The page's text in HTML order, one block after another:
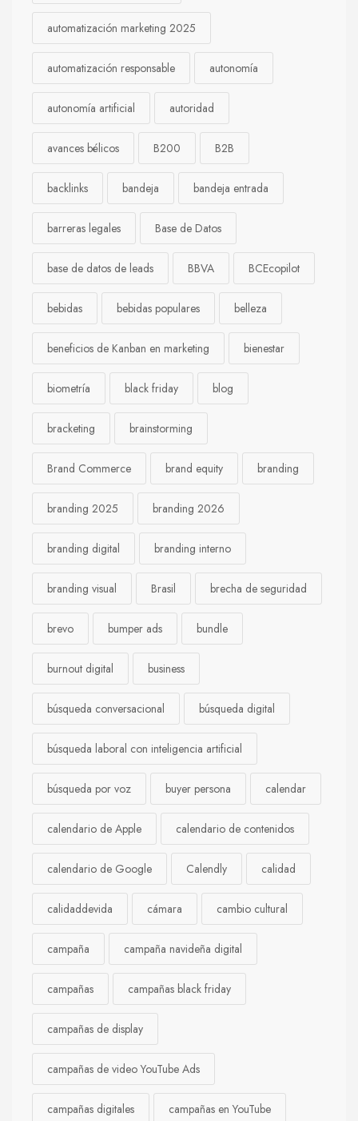
automatización marketing 2025
automatización responsable autonomía
autonomía artificial autoridad
avances bélicos B200 B2B
backlinks bandeja bandeja entrada
barreras legales Base de Datos
base de datos de leads BBVA BCEcopilot
bebidas bebidas populares belleza
beneficios de Kanban en marketing bienestar
biometría black friday blog
bracketing brainstorming
Brand Commerce brand equity branding
branding 2025 branding 2026
branding digital branding interno
branding visual Brasil brecha de seguridad
brevo bumper ads bundle
burnout digital business
búsqueda conversacional búsqueda digital
búsqueda laboral con inteligencia artificial
búsqueda por voz buyer persona calendar
calendario de Apple calendario de contenidos
calendario de Google Calendly calidad
calidaddevida cámara cambio cultural
campaña campaña navideña digital
campañas campañas black friday
campañas de display
campañas de video YouTube Ads
campañas digitales campañas en YouTube